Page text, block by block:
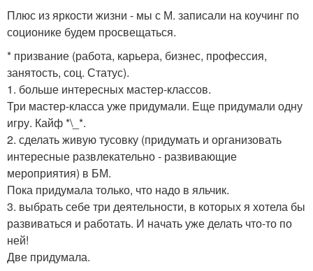
Плюс из яркости жизни - мы с М. записали на коучинг по
соционике будем просвещаться.
* призвание (работа, карьера, бизнес, профессия,
занятость, соц. Статус).
1. больше интересных мастер-классов.
Три мастер-класса уже придумали. Еще придумали одну
игру. Кайф *\_*.
2. сделать живую тусовку (придумать и организовать
интересные развлекательно - развивающие
мероприятия) в БМ.
Пока придумала только, что надо в яльчик.
3. выбрать себе три деятельности, в которых я хотела бы
развиваться и работать. И начать уже делать что-то по
ней!
Две придумала.